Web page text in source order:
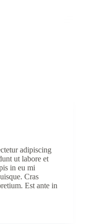
adipiscing
ut labore et
in eu mi
Cras
Est ante in